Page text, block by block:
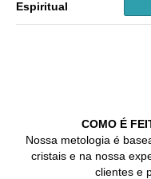
COMO É
Nossa metologia é
cristais e na nossa
clientes e
Espiritual